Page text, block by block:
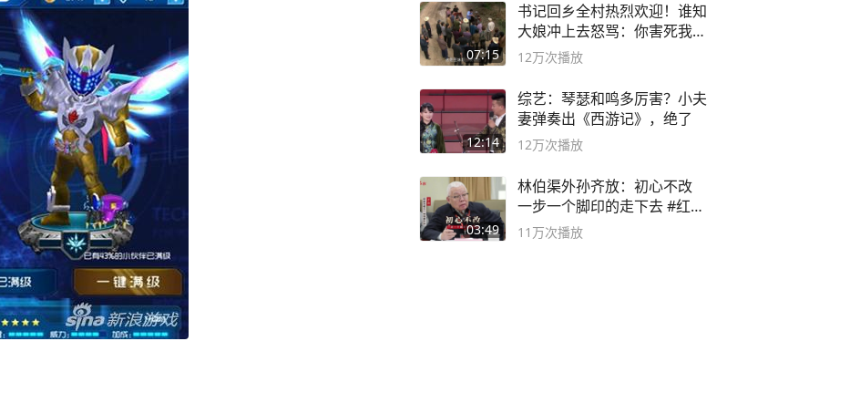
07:15
书记回乡全村热烈欢迎！谁知
大娘冲上去怒骂：你害死我儿
子
12万次播放
12:14
综艺：琴瑟和鸣多厉害？小夫
妻弹奏出《西游记》，绝了
12万次播放
03:49
林伯渠外孙齐放：初心不改
一步一个脚印的走下去 #红船
论坛
11万次播放